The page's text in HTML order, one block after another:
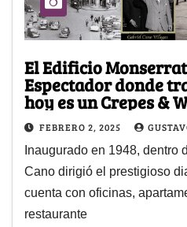
El Edificio
Espectador donde
hoy es un Crepes &
FEBRERO 2, 2025
Inaugurado en 1948, dentro
Cano dirigió el prestigioso
cuenta con oficinas,
restaurante